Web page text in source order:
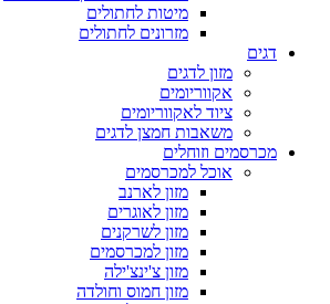
מיטות לחתולים
מזרונים לחתולים
דגים
מזון לדגים
אקווריומים
ציוד לאקווריומים
משאבות חמצן לדגים
מכרסמים וזוחלים
אוכל למכרסמים
מזון לארנב
מזון לאוגרים
מזון לשרקנים
מזון למכרסמים
מזון צ'ינצ'ילה
מזון חמוס וחולדה